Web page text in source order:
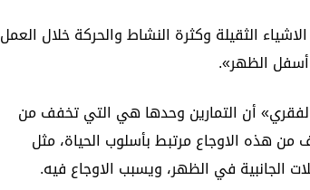
الثقيلة وكثرة النشاط والحركة خلال العمل
الظهر».
أن التمارين وحدها هي التي تخفف من
هذه الاوجاع مرتبط بأسلوب الحياة، مثل
الجانبية في الظهر، ويسبب الاوجاع فيه.